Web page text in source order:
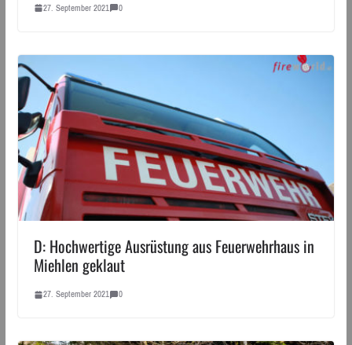
27. September 2021 0
D: Hochwertige Ausrüstung aus Feuerwehrhaus in
Miehlen geklaut
27. September 2021 0